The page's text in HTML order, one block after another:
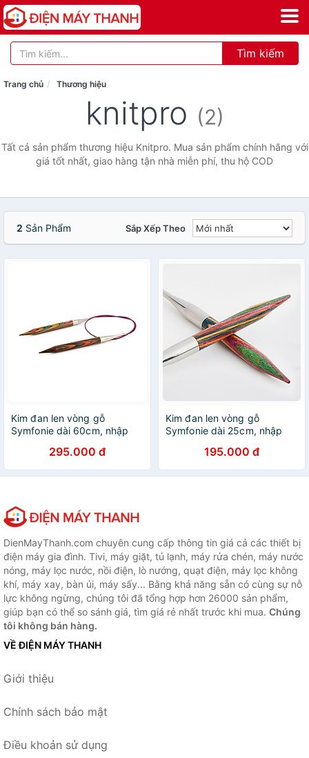
Tìm kiếm
Trang chủ Thương hiệu
knitpro (2)
Tất cả sản phẩm thương hiệu Knitpro. Mua sản phẩm chính hãng với
giá tốt nhất, giao hàng tận nhà miễn phí, thu hộ COD
2 Sản Phẩm Sắp Xếp Theo
Kim đan len vòng gỗ
Symfonie dài 60cm, nhập
295.000 đ
Kim đan len vòng gỗ
Symfonie dài 25cm, nhập
195.000 đ
DienMayThanh.com chuyên cung cấp thông tin giá cả các thiết bị
điện máy gia đình. Tivi, máy giặt, tủ lạnh, máy rửa chén, máy nước
nóng, máy lọc nước, nồi điện, lò nướng, quạt điện, máy lọc không
khí, máy xay, bàn ủi, máy sấy... Bằng khả năng sẵn có cùng sự nỗ
lực không ngừng, chúng tôi đã tổng hợp hơn 26000 sản phẩm,
giúp bạn có thể so sánh giá, tìm giá rẻ nhất trước khi mua. Chúng
tôi không bán hàng.
VỀ ĐIỆN MÁY THANH
Giới thiệu
Chính sách bảo mật
Điều khoản sử dụng